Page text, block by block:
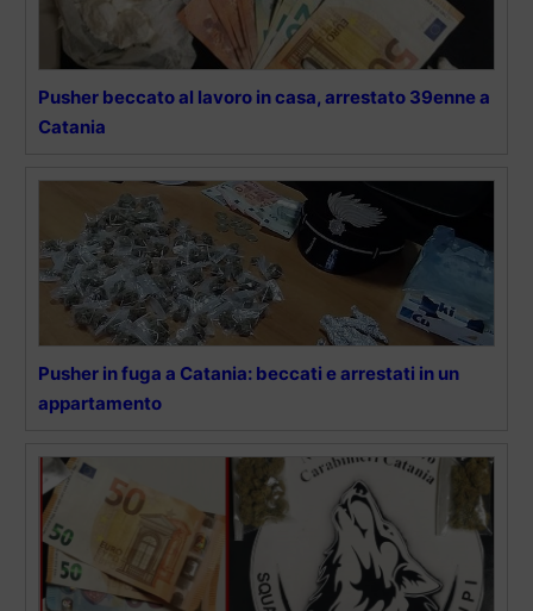
Pusher beccato al lavoro in casa, arrestato 39enne a
Catania
Pusher in fuga a Catania: beccati e arrestati in un
appartamento